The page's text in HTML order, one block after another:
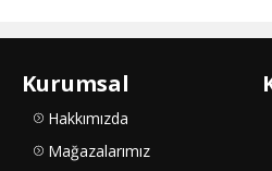
Kurumsal
Hakkımızda
Mağazalarımız